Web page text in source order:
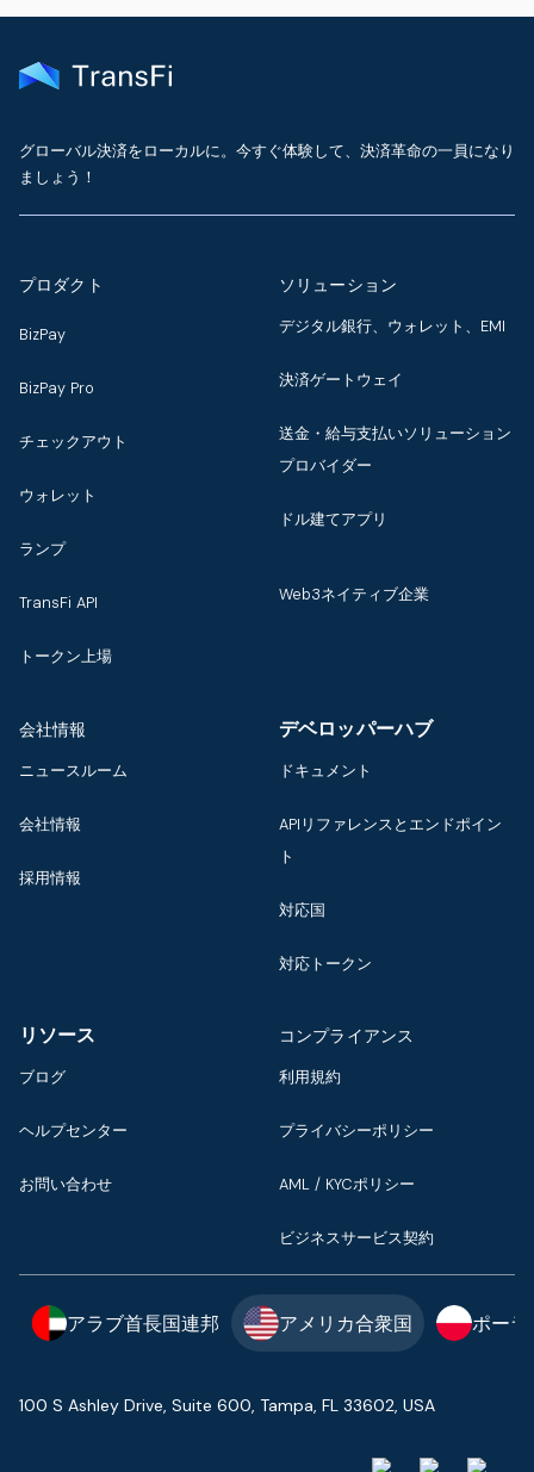
グローバル決済をローカルに。今すぐ体験して、決済革命の一員になり
ましょう！
プロダクト
BizPay
BizPay Pro
チェックアウト
ウォレット
ランプ
TransFi API
トークン上場
ソリューション
デジタル銀行、ウォレット、EMI
決済ゲートウェイ
送金・給与支払いソリューション
プロバイダー
ドル建てアプリ
Web3ネイティブ企業
会社情報
ニュースルーム
会社情報
採用情報
デベロッパーハブ
ドキュメント
APIリファレンスとエンドポイン
ト
対応国
対応トークン
リソース
ブログ
ヘルプセンター
お問い合わせ
コンプライアンス
利用規約
プライバシーポリシー
AML / KYCポリシー
ビジネスサービス契約
アラブ首長国連邦 アメリカ合衆国 ポーラ
100 S Ashley Drive, Suite 600, Tampa, FL 33602, USA